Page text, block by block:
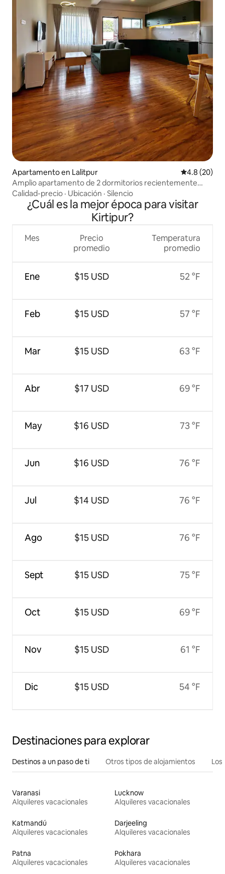
Apartamento en Lalitpur Calificación
4.8 (20)
Amplio apartamento de 2 dormitorios recientemente
amueblado en Sanepa, Katmandú
Calidad-precio · Ubicación · Silencio
¿Cuál es la mejor época para visitar
Kirtipur?
Mes
Ene
Feb
Mar
Abr
May
Jun
Jul
Ago
Sept
Oct
Nov
Dic
Precio
promedio
$15 USD
$15 USD
$15 USD
$17 USD
$16 USD
$16 USD
$14 USD
$15 USD
$15 USD
$15 USD
$15 USD
$15 USD
Temperatura
promedio
52 °F
57 °F
63 °F
69 °F
73 °F
76 °F
76 °F
76 °F
75 °F
69 °F
61 °F
54 °F
Destinaciones para explorar
Destinos a un paso de ti Otros tipos de alojamientos
Varanasi
Alquileres vacacionales
Lucknow
Alquileres vacacionales
Katmandú
Alquileres vacacionales
Darjeeling
Alquileres vacacionales
Patna
Alquileres vacacionales
Pokhara
Alquileres vacacionales